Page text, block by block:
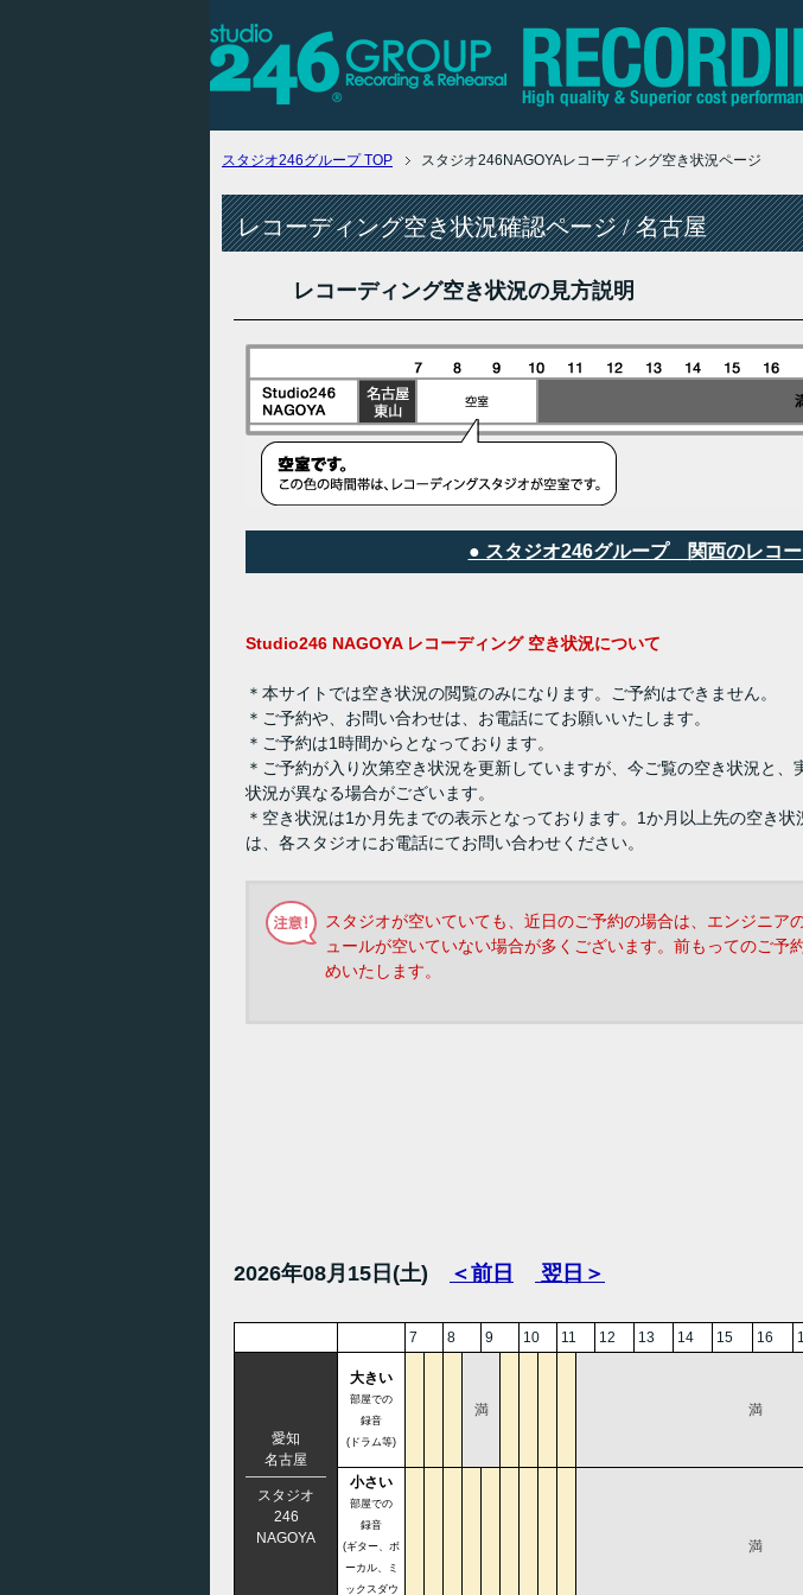
スタジオ246グループTOP スタジオ246NAGOYAレコーディング空き状況ページ
レコーディング空き状況確認ページ / 名古屋
レコーディング空き状況の見方説明
● スタジオ246グループ 関西のレコ
Studio246 NAGOYA レコーディング 空き状況について
＊本サイトでは空き状況の閲覧のみになります。ご予約はできません。
＊ご予約や、お問い合わせは、お電話にてお願いいたします。
＊ご予約は1時間からとなっております。
＊ご予約が入り次第空き状況を更新していますが、今ご覧の空き状況と、
状況が異なる場合がございます。
＊空き状況は1か月先までの表示となっております。1か月以上先の空き状
は、各スタジオにお電話にてお問い合わせください。
スタジオが空いていても、近日のご予約の場合は、エンジニア
ュールが空いていない場合が多くございます。前もってのご予
めいたします。
2026年08月15日(土) ＜前日 翌日＞
7 8 9 10 11 12 13 14 15 16
愛知
名古屋
スタジオ
246
NAGOYA
大きい
部屋での
録音
(ドラム等)
満 満
小さい
部屋での
録音
(ギター、ボ
ーカル、ミ
ックスダウ
満